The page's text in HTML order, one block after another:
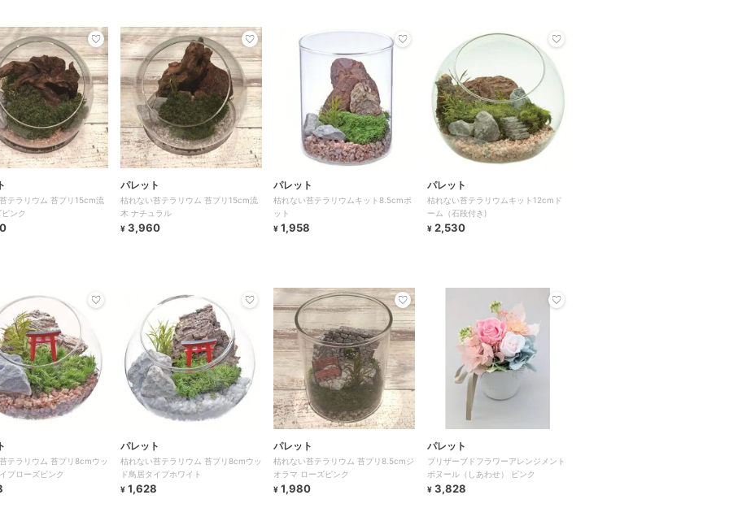
テラリウム 苔プリ15cm流
ンク
パレット
枯れない苔テラリウム 苔プリ15cm流
木 ナチュラル
¥ 3,960
パレット
枯れない苔テラリウムキット8.5cmポ
ット
¥ 1,958
パレット
枯れない苔テラリウムキット12cmド
ーム（石段付き)
¥ 2,530
テラリウム 苔プリ8cmウッ
プローズピンク
パレット
枯れない苔テラリウム 苔プリ8cmウッ
ド鳥居タイプホワイト
¥ 1,628
パレット
枯れない苔テラリウム 苔プリ8.5cmジ
オラマ ローズピンク
¥ 1,980
パレット
プリザーブドフラワーアレンジメント
ボヌール（しあわせ） ピンク
¥ 3,828